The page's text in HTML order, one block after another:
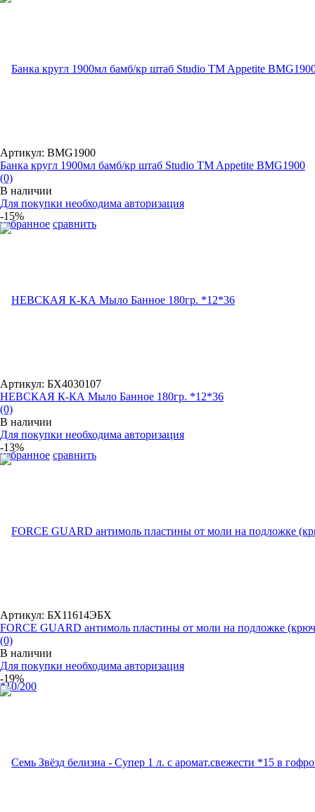
избранное сравнить
Артикул: BMG1900
Банка кругл 1900мл бамб/кр штаб Studio TM Appetite BMG1900
(0)
В наличии
Для покупки необходима авторизация
-15%
избранное сравнить
Артикул: БХ4030107
НЕВСКАЯ К-КА Мыло Банное 180гр. *12*36
(0)
В наличии
Для покупки необходима авторизация
-13%
Артикул: БХ11614ЭБХ
FORCE GUARD антимоль пластины от моли на подложке
(0)
В наличии
Для покупки необходима авторизация
-19%